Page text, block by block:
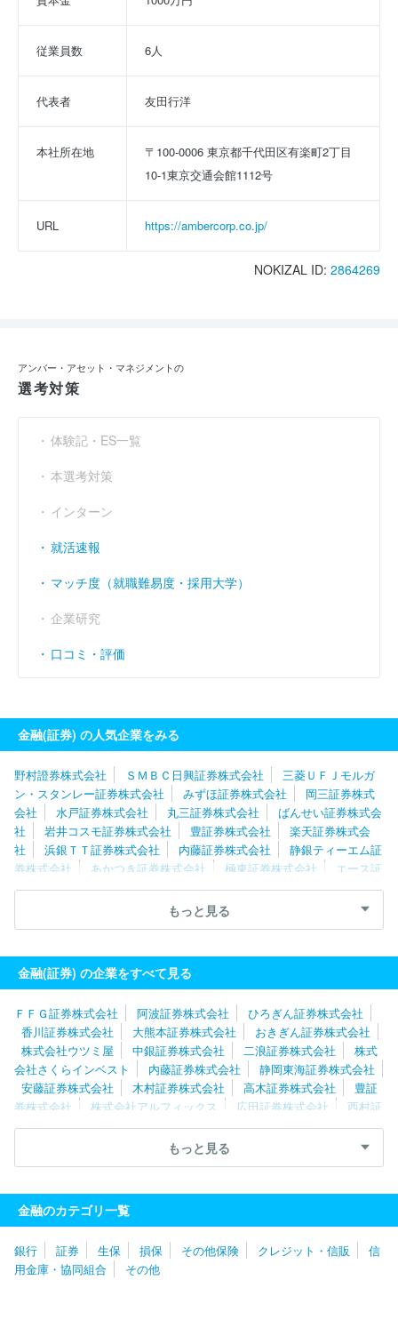
従業員数 6人
代表者 友田行洋
本社所在地
〒100-0006 東京都千代田区有楽町2丁目
10-1東京交通会館1112号
URL https://ambercorp.co.jp/
NOKIZAL ID: 2864269
アンバー・アセット・マネジメントの
選考対策
体験記・ES一覧
本選考対策
インターン
就活速報
マッチ度（就職難易度・採用大学）
企業研究
口コミ・評価
金融(証券) の人気企業をみる
野村證券株式会社 ＳＭＢＣ日興証券株式会社
三菱ＵＦＪモルガ
ン・スタンレー証券株式会社
みずほ証券株式会社
岡三証券株式
会社
水戸証券株式会社 丸三証券株式会社
ばんせい証券株式会
社
岩井コスモ証券株式会社 豊証券株式会社
楽天証券株式会
社
浜銀ＴＴ証券株式会社 内藤証券株式会社
静銀ティーエム証
券株式会社
あかつき証券株式会社 極東証券株式会社
エース証
券株式会社
大熊本証券株式会社 立花証券株式会社
株式会社だ
丸八証券株式会社
ニュ
ース証券株式会社
社
今村証券株式会社 長野證券株式会社
もっと見る
金融(証券) の企業をすべて見る
ＦＦＧ証券株式会社 阿波証券株式会社
ひろぎん証券株式会社
香川証券株式会社
大熊本証券株式会社
おきぎん証券株式会社
株式会社ウツミ屋
中銀証券株式会社 二浪証券株式会社
株式
会社さくらインベスト
内藤証券株式会社
静岡東海証券株式会社
安藤証券株式会社
木村証券株式会社 高木証券株式会社
豊証
券株式会社
株式会社アルフィックス 広田証券株式会社
西村証
券株式会社
東海東京証券株式会社 エース証券株式会社
八十二
岩井コスモ証券株式会社
静銀
ティーエム証券株式会社
ネジメント株式会社
日の出証券株式会社 丸八証券株式会社
山
形証券ウェルスマネジメント株式会社
会社
三田証券株式会社 共和証券株式会社
ニュース証券株式会
社
三菱ＵＦＪモルガン・スタンレー証券株式会社
もっと見る
金融のカテゴリ一覧
銀行 証券 生保 損保 その他保険 クレジット・信販
信
用金庫・協同組合
その他